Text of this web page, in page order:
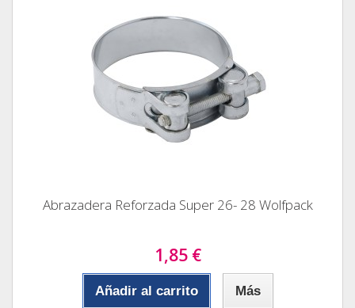
Abrazadera Reforzada Super 26- 28 Wolfpack
1,85 €
Añadir al carrito Más